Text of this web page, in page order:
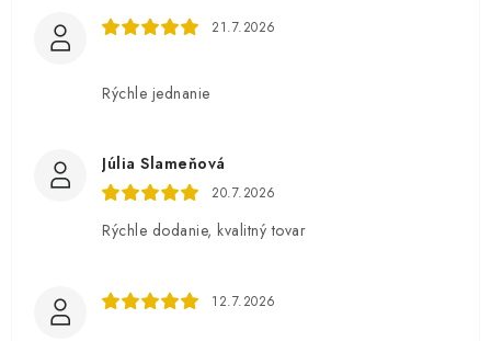
21.7.2026
Rýchle jednanie
Júlia Slameňová
20.7.2026
Rýchle dodanie, kvalitný tovar
12.7.2026